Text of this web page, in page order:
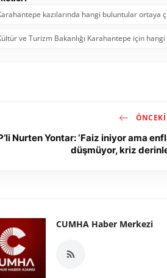
kazılarında hangi buluntular ortaya
ve Turizm Bakanlığı Karahantepe için
Nurten Yontar: ‘Faiz iniyor ama
düşmüyor, kriz
CUMHA Haber Merkezi